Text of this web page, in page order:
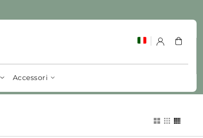
Accessori
Carrello